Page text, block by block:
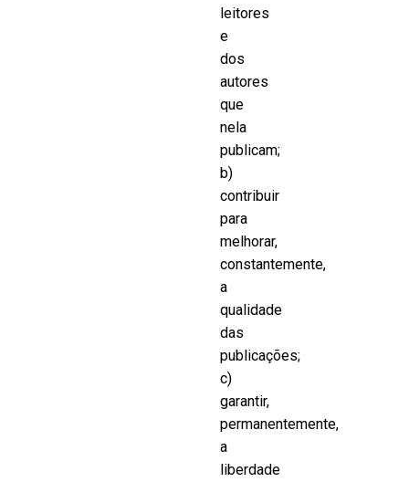
leitores
e
dos
autores
que
nela
publicam;
b)
contribuir
para
melhorar,
constantemente,
a
qualidade
das
publicações;
c)
garantir,
permanentemente,
a
liberdade